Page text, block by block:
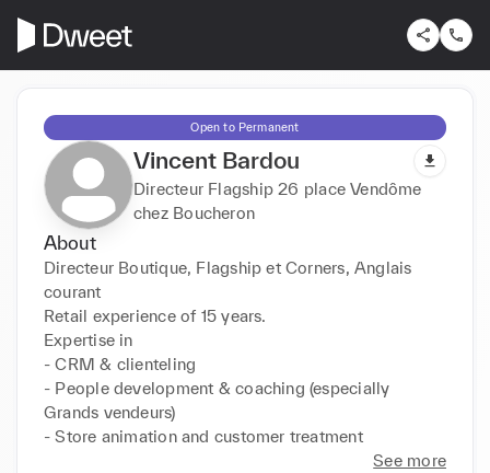
Open to Permanent
Vincent Bardou
Directeur Flagship 26 place Vendôme
chez Boucheron
About
Directeur Boutique, Flagship et Corners, Anglais
courant
Retail experience of 15 years.
Expertise in
- CRM & clienteling
- People development & coaching (especially
Grands vendeurs)
- Store animation and customer treatment
See more